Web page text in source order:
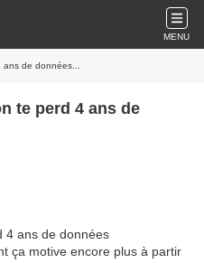
MENU
de données...
te perd 4 ans de
4 ans de données
ça motive encore plus à partir